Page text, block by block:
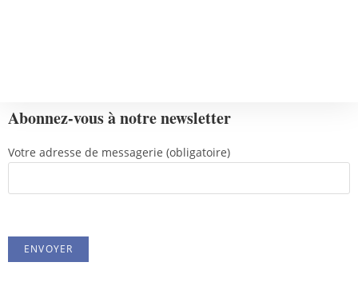
Abonnez-vous à notre newsletter
Votre adresse de messagerie (obligatoire)